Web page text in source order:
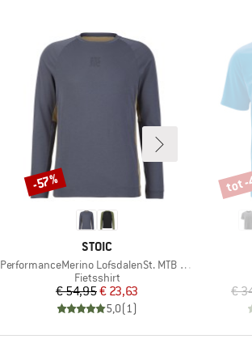
MERK
STOIC
Artikel
PerformanceMerino LofsdalenSt. MTB L/S
Productgroep
Fietsshirt
Prijs
€ 54,95Verlaagde prijs
€ 23,63
5,0(1)
Korting
-57%
€
tot